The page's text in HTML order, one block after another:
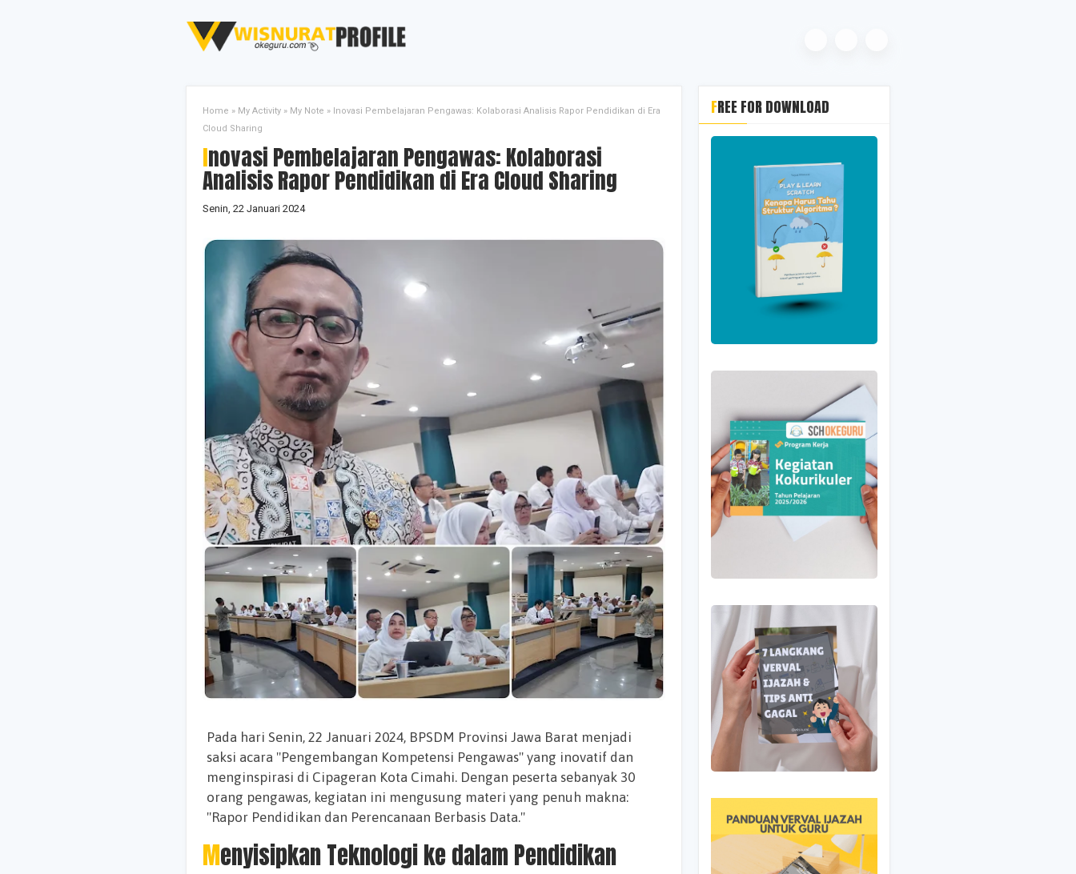
Home » My Activity » My Note » Inovasi Pembelajaran Pengawas: Kolaborasi Analisis Rapor Pendidikan di Era
Cloud Sharing
Inovasi Pembelajaran Pengawas: Kolaborasi
Analisis Rapor Pendidikan di Era Cloud Sharing
Senin, 22 Januari 2024
Pada hari Senin, 22 Januari 2024, BPSDM Provinsi Jawa Barat menjadi
saksi acara "Pengembangan Kompetensi Pengawas" yang inovatif dan
menginspirasi di Cipageran Kota Cimahi. Dengan peserta sebanyak 30
orang pengawas, kegiatan ini mengusung materi yang penuh makna:
"Rapor Pendidikan dan Perencanaan Berbasis Data."
Menyisipkan Teknologi ke dalam Pendidikan
FREE FOR DOWNLOAD